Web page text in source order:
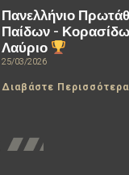
Πανελλήνιο
Παίδων –
Λαύριο
25/03/2026
Διαβάστε